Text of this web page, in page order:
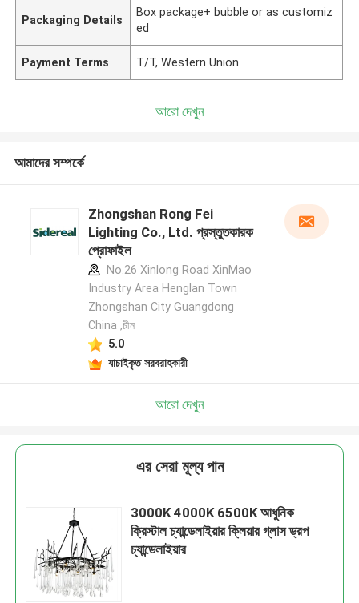
Packaging Details
Box package+ bubble or as customiz
ed
Payment Terms T/T, Western Union
আরো দেখুন
আমাদের সম্পর্কে
Zhongshan Rong Fei
Lighting Co., Ltd. প্রস্তুতকারক
প্রোফাইল
No.26 Xinlong Road XinMao
Industry Area Henglan Town
Zhongshan City Guangdong
China ,চীন
5.0
যাচাইকৃত সরবরাহকারী
আরো দেখুন
এর সেরা মূল্য পান
3000K 4000K 6500K আধুনিক
ক্রিস্টাল চ্যান্ডেলাইয়ার ক্লিয়ার গ্লাস ড্রপ
চ্যান্ডেলাইয়ার